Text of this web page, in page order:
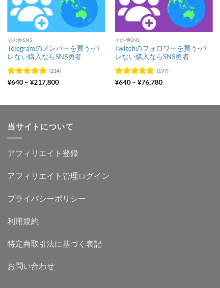
その他SNS
Telegramのメンバーを買う-バ
レない購入ならSNS勇者
5段階中
(214)
¥640 – ¥217,800価
–
その他SNS
Twitchのフォロワーを買う-バ
レない購入ならSNS勇者
5段階中
(197)
¥640 – ¥76,780価
–
当サイトについて
アフィリエイト登録
アフィリエイト管理ログイン
プライバシーポリシー
利用規約
特定商取引法に基づく表記
お問い合わせ